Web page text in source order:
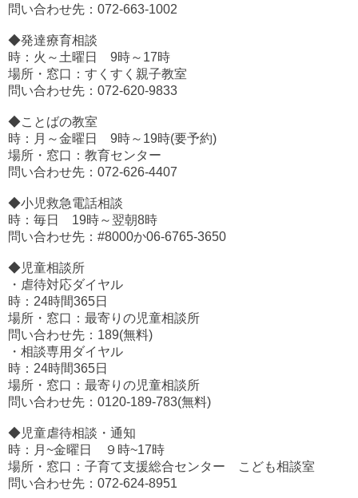
問い合わせ先：072-663-1002
◆発達療育相談
時：火～土曜日 9時～17時
場所・窓口：すくすく親子教室
問い合わせ先：072-620-9833
◆ことばの教室
時：月～金曜日 9時～19時(要予約)
場所・窓口：教育センター
問い合わせ先：072-626-4407
◆小児救急電話相談
時：毎日 19時～翌朝8時
問い合わせ先：#8000か06-6765-3650
◆児童相談所
・虐待対応ダイヤル
時：24時間365日
場所・窓口：最寄りの児童相談所
問い合わせ先：189(無料)
・相談専用ダイヤル
時：24時間365日
場所・窓口：最寄りの児童相談所
問い合わせ先：0120-189-783(無料)
◆児童虐待相談・通知
時：月~金曜日 ９時~17時
場所・窓口：子育て支援総合センター こども相談室
問い合わせ先：072-624-8951